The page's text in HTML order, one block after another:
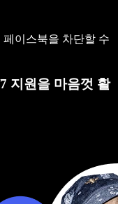
이스북을 차단할 수
지원을 마음껏 활